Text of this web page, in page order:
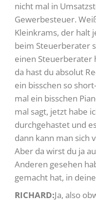
nicht mal in
Gewerbesteuer.
Kleinkrams, der halt
beim Steuerberater
einen Steuerberater
da hast du absolut
ein bisschen so
mal ein bisschen
mal sagt, jetzt habe
durchgehastet und
dann kann man sich
Aber da wirst du ja
Anderen gesehen
gemacht hat, in
RICHARD:Ja, also